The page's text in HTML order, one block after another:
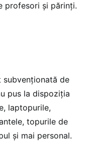
profesori și părinți.
subvenționată de
pus la dispoziția
laptopurile,
topurile de
și mai personal.